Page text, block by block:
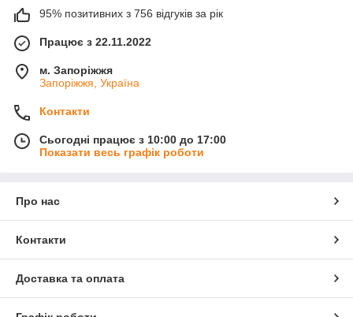
95% позитивних з 756 відгуків за рік
Працює з 22.11.2022
м. Запоріжжя
Запоріжжя, Україна
Контакти
Сьогодні працює з 10:00 до 17:00
Показати весь графік роботи
Про нас
Контакти
Доставка та оплата